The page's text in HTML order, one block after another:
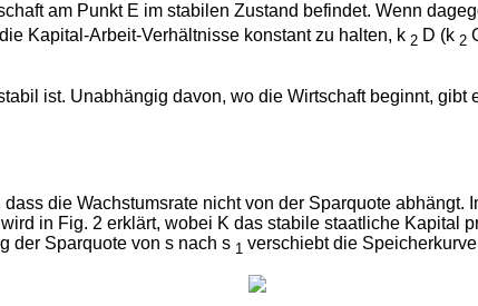
am Punkt E im stabilen Zustand befindet. Wenn
Kapital-Arbeit-Verhältnisse konstant zu halten, k 2 D (k 2
ist. Unabhängig davon, wo die Wirtschaft beginnt,
die Wachstumsrate nicht von der Sparquote abhängt.
in Fig. 2 erklärt, wobei K das stabile staatliche Kapital
der Sparquote von s nach s 1 verschiebt die